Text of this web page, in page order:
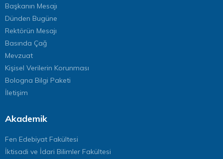
Başkanın Mesajı
Dünden Bugüne
Rektörün Mesajı
Basında Çağ
Mevzuat
Kişisel Verilerin Korunması
Bologna Bilgi Paketi
İletişim
Akademik
Fen Edebiyat Fakültesi
İktisadi ve İdari Bilimler Fakültesi